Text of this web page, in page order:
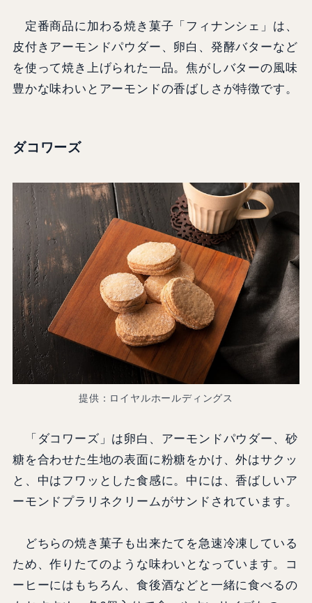
定番商品に加わる焼き菓子「フィナンシェ」は、
皮付きアーモンドパウダー、卵白、発酵バターなど
を使って焼き上げられた一品。焦がしバターの風味
豊かな味わいとアーモンドの香ばしさが特徴です。
ダコワーズ
提供：ロイヤルホールディングス
「ダコワーズ」は卵白、アーモンドパウダー、砂
糖を合わせた生地の表面に粉糖をかけ、外はサクッ
と、中はフワッとした食感に。中には、香ばしいア
ーモンドプラリネクリームがサンドされています。
どちらの焼き菓子も出来たてを急速冷凍している
ため、作りたてのような味わいとなっています。コ
ーヒーにはもちろん、食後酒などと一緒に食べるの